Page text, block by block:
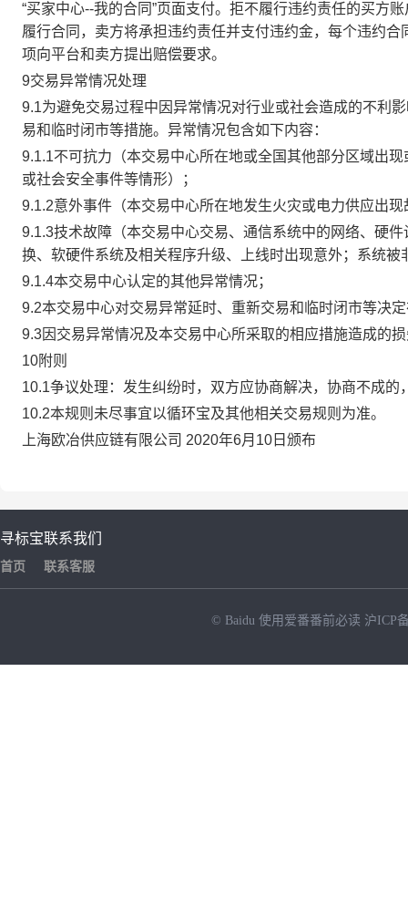
“买家中心--我的合同”页面支付。拒不履行违约责任的买方
履行合同，卖方将承担违约责任并支付违约金，每个违约
项向平台和卖方提出赔偿要求。
9交易异常情况处理
9.1为避免交易过程中因异常情况对行业或社会造成的不利
易和临时闭市等措施。异常情况包含如下内容：
9.1.1不可抗力（本交易中心所在地或全国其他部分区域出
或社会安全事件等情形）；
9.1.2意外事件（本交易中心所在地发生火灾或电力供应出
9.1.3技术故障（本交易中心交易、通信系统中的网络、硬
换、软硬件系统及相关程序升级、上线时出现意外；系统
9.1.4本交易中心认定的其他异常情况；
9.2本交易中心对交易异常延时、重新交易和临时闭市等决
9.3因交易异常情况及本交易中心所采取的相应措施造成的
10附则
10.1争议处理：发生纠纷时，双方应协商解决，协商不成
10.2本规则未尽事宜以循环宝及其他相关交易规则为准。
上海欧冶供应链有限公司 2020年6月10日颁布
寻标宝
首页
联系我们
联系客服
© Baidu 使用爱番番前必读 沪ICP